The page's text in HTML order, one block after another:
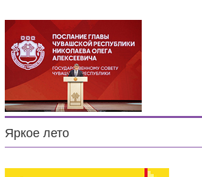
Яркое лето